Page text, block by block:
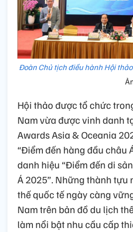
Đoàn Chủ tịch điều hành Hội
Hội thảo được tổ chức
Nam vừa được vinh danh
Awards Asia & Oceania
“Điểm đến hàng đầu châu
danh hiệu “Điểm đến di
Á 2025”. Những thành tựu
thế quốc tế ngày càng
Nam trên bản đồ du lịch
làm nổi bật nhu cầu cấp